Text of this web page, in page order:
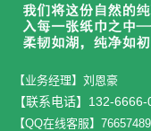
【业务经理】刘恩豪
【联系电话】132-6666-
【QQ在线客服】